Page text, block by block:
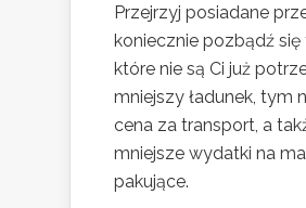
Przejrzyj posiadane
koniecznie pozbądź się
które nie są Ci już
mniejszy ładunek, tym
cena za transport, a
mniejsze wydatki na
pakujące.